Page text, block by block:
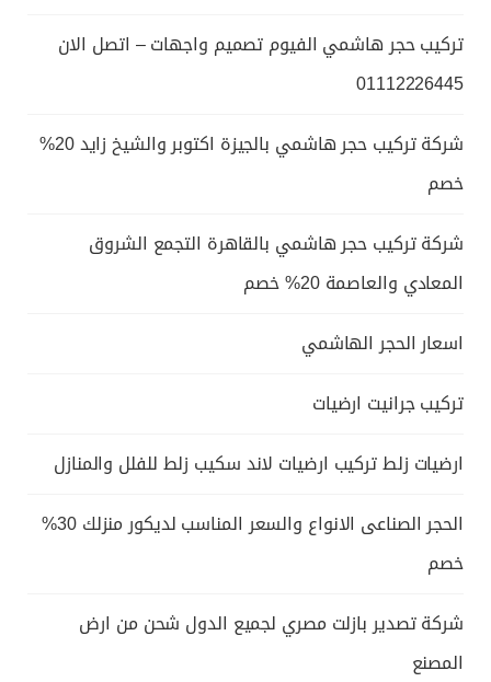
تركيب حجر هاشمي الفيوم تصميم واجهات – اتصل الان
01112226445
شركة تركيب حجر هاشمي بالجيزة اكتوبر والشيخ زايد 20%
خصم
شركة تركيب حجر هاشمي بالقاهرة التجمع الشروق
المعادي والعاصمة 20% خصم
اسعار الحجر الهاشمي
تركيب جرانيت ارضيات
ارضيات زلط تركيب ارضيات لاند سكيب زلط للفلل والمنازل
الحجر الصناعى الانواع والسعر المناسب لديكور منزلك 30%
خصم
شركة تصدير بازلت مصري لجميع الدول شحن من ارض
المصنع